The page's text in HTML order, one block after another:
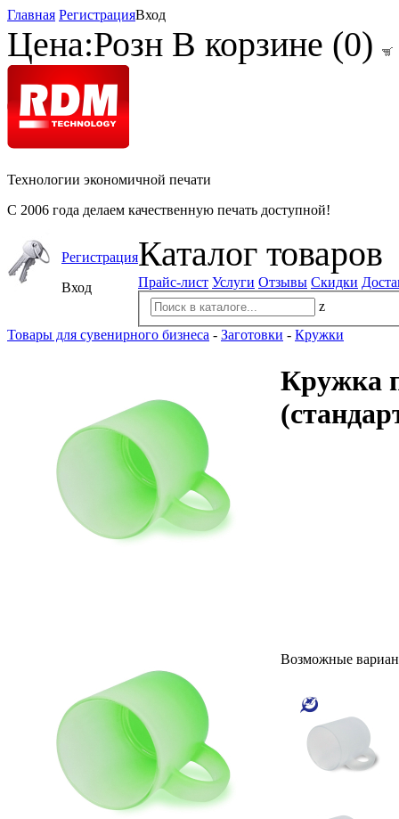
Главная РегистрацияВход
Цена:Розн В корзине (0)
Технологии экономичной печати
С 2006 года делаем качественную печать доступной!
Регистрация
Вход
Каталог товаров
Прайс-лист Услуги Отзывы Скидки
z
Товары для сувенирного бизнеса - Заготовки - Кружки
Кружка
Возможные